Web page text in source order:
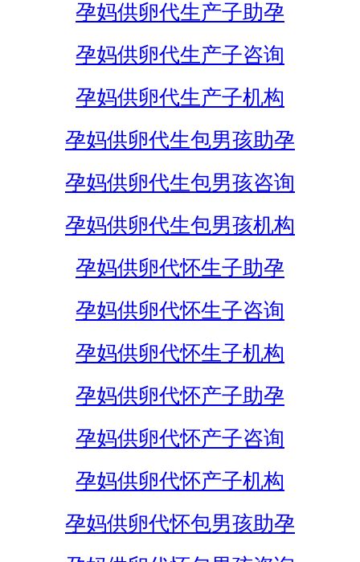
孕妈供卵代生产子助孕
孕妈供卵代生产子咨询
孕妈供卵代生产子机构
孕妈供卵代生包男孩助孕
孕妈供卵代生包男孩咨询
孕妈供卵代生包男孩机构
孕妈供卵代怀生子助孕
孕妈供卵代怀生子咨询
孕妈供卵代怀生子机构
孕妈供卵代怀产子助孕
孕妈供卵代怀产子咨询
孕妈供卵代怀产子机构
孕妈供卵代怀包男孩助孕